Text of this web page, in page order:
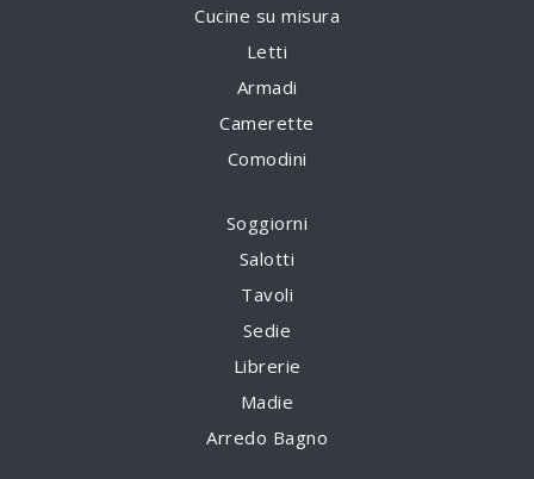
Cucine su misura
Letti
Armadi
Camerette
Comodini
Soggiorni
Salotti
Tavoli
Sedie
Librerie
Madie
Arredo Bagno